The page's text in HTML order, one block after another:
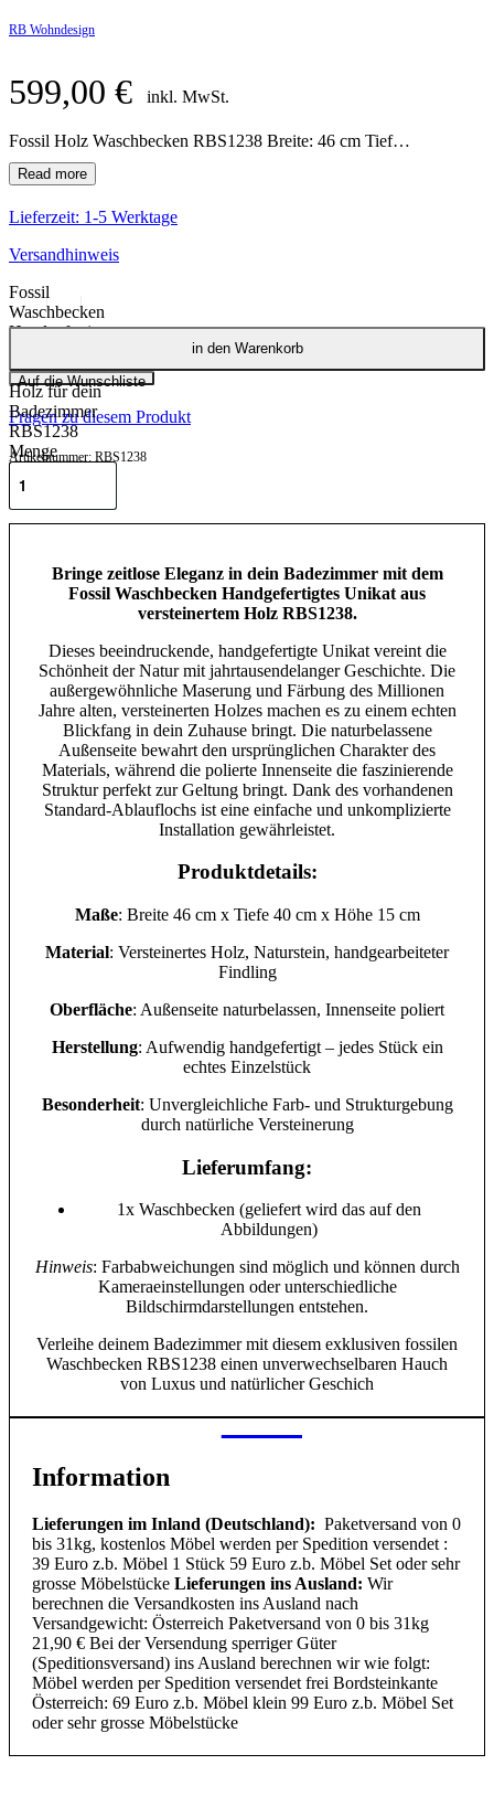
RB Wohndesign
599,00 € inkl. MwSt.
Fossil Holz Waschbecken RBS1238 Breite: 46 cm Tiefe: 40 cm Hohe: 15 cm
Lieferzeit: 1-5 Werktage
Versandhinweis
Fossil
Waschbecken
Handgefertigtes
versteinertem
Holz für dein
Badezimmer
RBS1238
Menge
in den Warenkorb
Auf die Wunschliste
Fragen zu diesem Produkt
RBS1238
Teilen
Bringe zeitlose Eleganz in dein Badezimmer mit dem
Fossil Waschbecken Handgefertigtes Unikat aus
versteinertem Holz RBS1238.
Dieses beeindruckende, handgefertigte Unikat vereint die
Schönheit der Natur mit jahrtausendelanger Geschichte. Die
außergewöhnliche Maserung und Färbung des Millionen
Jahre alten, versteinerten Holzes machen es zu einem echten
Blickfang in dein Zuhause bringt. Die naturbelassene
Außenseite bewahrt den ursprünglichen Charakter des
Materials, während die polierte Innenseite die faszinierende
Struktur perfekt zur Geltung bringt. Dank des vorhandenen
Standard-Ablauflochs ist eine einfache und unkomplizierte
Installation gewährleistet.
Produktdetails:
Maße: Breite 46 cm x Tiefe 40 cm x Höhe 15 cm
Material: Versteinertes Holz, Naturstein, handgearbeiteter
Findling
Oberfläche: Außenseite naturbelassen, Innenseite poliert
Herstellung: Aufwendig handgefertigt – jedes Stück ein
echtes Einzelstück
Besonderheit: Unvergleichliche Farb- und Strukturgebung
durch natürliche Versteinerung
Lieferumfang:
1x Waschbecken (geliefert wird das auf den
Abbildungen)
Hinweis: Farbabweichungen sind möglich und können durch
Kameraeinstellungen oder unterschiedliche
Bildschirmdarstellungen entstehen.
Verleihe deinem Badezimmer mit diesem exklusiven fossilen
Waschbecken RBS1238 einen unverwechselbaren Hauch
von Luxus und natürlicher Geschich
Information
Lieferungen im Inland (Deutschland): Paketversand von 0
bis 31kg, kostenlos Möbel werden per Spedition versendet :
39 Euro z.b. Möbel 1 Stück 59 Euro z.b. Möbel Set oder sehr
grosse Möbelstücke Lieferungen ins Ausland: Wir
berechnen die Versandkosten ins Ausland nach
Versandgewicht: Österreich Paketversand von 0 bis 31kg
21,90 € Bei der Versendung sperriger Güter
(Speditionsversand) ins Ausland berechnen wir wie folgt:
Möbel werden per Spedition versendet frei Bordsteinkante
Österreich: 69 Euro z.b. Möbel klein 99 Euro z.b. Möbel Set
oder sehr grosse Möbelstücke